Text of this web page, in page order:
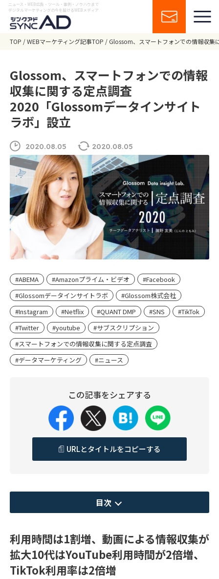
ニュース・WEB広告・ツール・事例・ノウハウまで
デジタルマーケティングの今を届けるWEBメディア
TOP WEBマーケティング記事TOP Glossom、スマートフォンでの情報収集
Glossom、スマートフォンでの情報
収集に関する定点調査
2020「Glossomデータインサイト
ラボ」設立
2020.08.05 2020.08.05
#ABEMA #Amazonプライム・ビデオ
#Facebook
#Glossomデータインサイトラボ
#Glossom株式会社
#Instagram
#Netflix #QUANT DMP #SNS
#TikTok
#Twitter
#youtube
#サブスクリプション
#スマートフォンでの情報収集に関する定点調査
#データマーケティング
#ニュース
この記事をシェアする
URLとタイトルをコピーする
目次
利用時間は1割増、動画による情報収集が
拡大10代はYouTube利用時間が2倍増、
TikTok利用率は2倍増